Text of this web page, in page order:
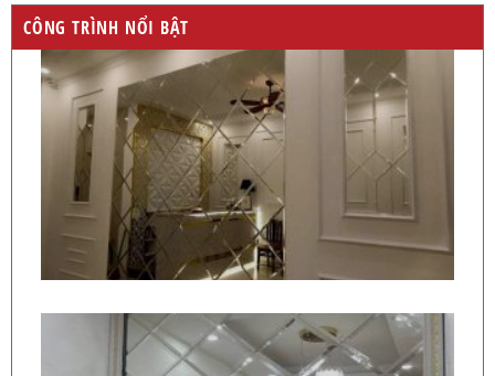
CÔNG TRÌNH NỔI BẬT